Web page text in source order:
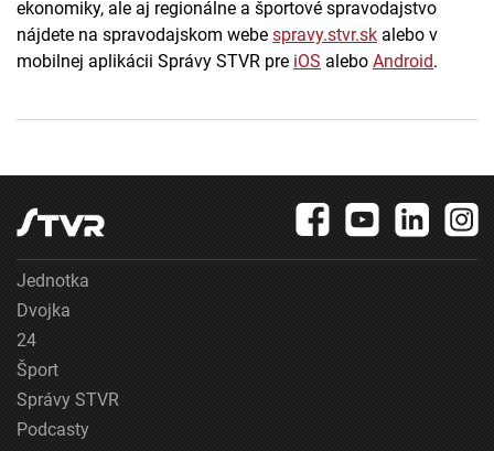
ekonomiky, ale aj regionálne a športové spravodajstvo
nájdete na spravodajskom webe spravy.stvr.sk alebo v
mobilnej aplikácii Správy STVR pre iOS alebo Android.
Jednotka
Dvojka
24
Šport
Správy STVR
Podcasty